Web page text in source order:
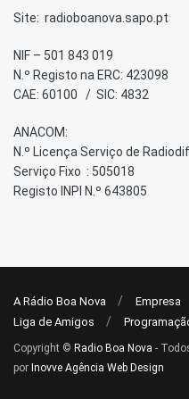
Site: radioboanova.sapo.pt
NIF – 501 843 019
N.º Registo na ERC: 423098
CAE: 60100 / SIC: 4832
ANACOM:
N.º Licença Serviço de
Serviço Fixo : 505018
Registo INPI N.º 643805
A Rádio Boa Nova Empresa
Liga de Amigos
Copyright © Radio Boa Nova -
por Inovve Agência Web Design